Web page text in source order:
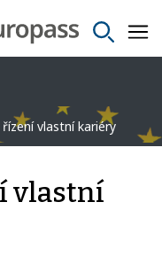
vlastní kariéry
vlastní